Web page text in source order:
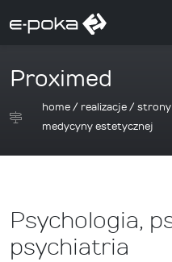
Proximed
home/ realizacje/strony
medycyny estetycznej
Psychologia,
psychiatria